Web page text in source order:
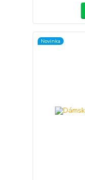
Novinka